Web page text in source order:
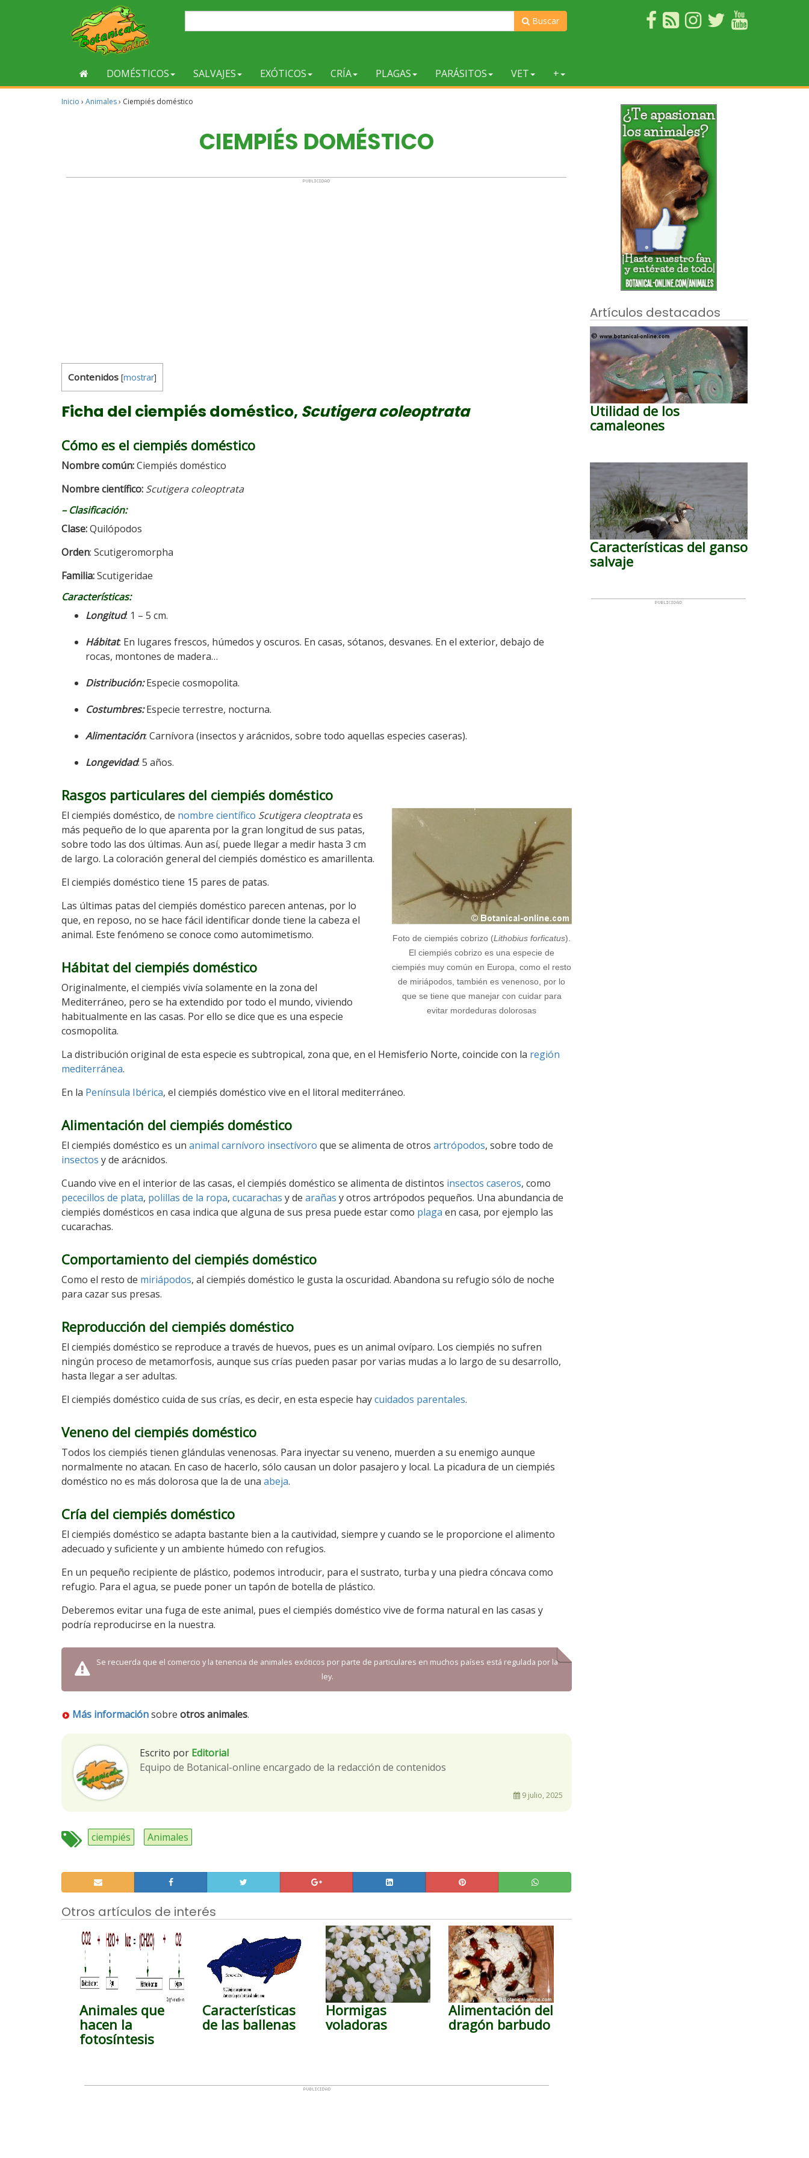
Buscar
DOMÉSTICOS SALVAJES EXÓTICOS CRÍA PLAGAS PARÁSITOS VET +
Inicio › Animales› Ciempiés doméstico
CIEMPIÉS DOMÉSTICO
Contenidos [mostrar]
Ficha del ciempiés doméstico, Scutigera coleoptrata
Cómo es el ciempiés doméstico
Nombre común:Ciempiés doméstico
Nombre científico: Scutigera coleoptrata
– Clasificación:
Clase:Quilópodos
Orden: Scutigeromorpha
Familia:Scutigeridae
Características:
Longitud: 1 – 5 cm.
Hábitat: En lugares frescos, húmedos y oscuros. En casas, sótanos, desvanes. En el exterior, debajo de
rocas, montones de madera…
Distribución:Especie cosmopolita.
Costumbres:Especie terrestre, nocturna.
Alimentación: Carnívora (insectos y arácnidos, sobre todo aquellas especies caseras).
Longevidad: 5 años.
Rasgos particulares del ciempiés doméstico
Foto de ciempiés cobrizo (Lithobius forficatus).
El ciempiés cobrizo es una especie de
ciempiés muy común en Europa, como el resto
de miriápodos, también es venenoso, por lo
que se tiene que manejar con cuidar para
evitar mordeduras dolorosas
El ciempiés doméstico, de nombre científico Scutigera cleoptrataes
más pequeño de lo que aparenta por la gran longitud de sus patas,
sobre todo las dos últimas. Aun así, puede llegar a medir hasta 3 cm
de largo. La coloración general del ciempiés doméstico es amarillenta.
El ciempiés doméstico tiene 15 pares de patas.
Las últimas patas del ciempiés doméstico parecen antenas, por lo
que, en reposo, no se hace fácil identificar donde tiene la cabeza el
animal. Este fenómeno se conoce como automimetismo.
Hábitat del ciempiés doméstico
Originalmente, el ciempiés vivía solamente en la zona del
Mediterráneo, pero se ha extendido por todo el mundo, viviendo
habitualmente en las casas. Por ello se dice que es una especie
cosmopolita.
La distribución original de esta especie es subtropical, zona que, en el Hemisferio Norte, coincide con la región
mediterránea.
En la Península Ibérica, el ciempiés doméstico vive en el litoral mediterráneo.
Alimentación del ciempiés doméstico
El ciempiés doméstico es un animal carnívoro insectívoro que se alimenta de otros artrópodos, sobre todo de
insectos y de arácnidos.
Cuando vive en el interior de las casas, el ciempiés doméstico se alimenta de distintos insectos caseros, como
pececillos de plata, polillas de la ropa, cucarachas y de arañas y otros artrópodos pequeños. Una abundancia de
ciempiés domésticos en casa indica que alguna de sus presa puede estar como plaga en casa, por ejemplo las
cucarachas.
Comportamiento del ciempiés doméstico
Como el resto de miriápodos, al ciempiés doméstico le gusta la oscuridad. Abandona su refugio sólo de noche
para cazar sus presas.
Reproducción del ciempiés doméstico
El ciempiés doméstico se reproduce a través de huevos, pues es un animal ovíparo. Los ciempiés no sufren
ningún proceso de metamorfosis, aunque sus crías pueden pasar por varias mudas a lo largo de su desarrollo,
hasta llegar a ser adultas.
El ciempiés doméstico cuida de sus crías, es decir, en esta especie haycuidados parentales.
Veneno del ciempiés doméstico
Todos los ciempiés tienen glándulas venenosas. Para inyectar su veneno, muerden a su enemigo aunque
normalmente no atacan. En caso de hacerlo, sólo causan un dolor pasajero y local. La picadura de un ciempiés
doméstico no es más dolorosa que la de una abeja.
Cría del ciempiés doméstico
El ciempiés doméstico se adapta bastante bien a la cautividad, siempre y cuando se le proporcione el alimento
adecuado y suficiente y un ambiente húmedo con refugios.
En un pequeño recipiente de plástico, podemos introducir, para el sustrato, turba y una piedra cóncava como
refugio. Para el agua, se puede poner un tapón de botella de plástico.
Deberemos evitar una fuga de este animal, pues el ciempiés doméstico vive de forma natural en las casas y
podría reproducirse en la nuestra.
Se recuerda que el comercio y la tenencia de animales exóticos por parte de particulares en muchos países está regulada por la
ley.
Más informaciónsobre otros animales.
Escrito por Editorial
Equipo de Botanical-online encargado de la redacción de contenidos
9 julio, 2025
ciempiés Animales
Otros artículos de interés
Animales que
hacen la
fotosíntesis
Características
de las ballenas
Hormigas
voladoras
Alimentación del
dragón barbudo
Artículos destacados
Utilidad de los
camaleones
Características del ganso
salvaje